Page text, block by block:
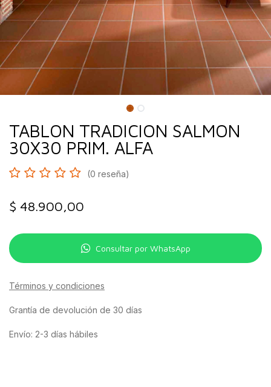
TABLON TRADICION SALMON
30X30 PRIM. ALFA
(0 reseña)
$ 48.900,00
Consultar por WhatsApp
Términos y condiciones
Grantía de devolución de 30 días
Envío: 2-3 días hábiles